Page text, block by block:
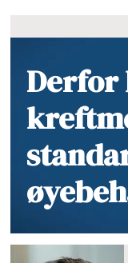
Derfor